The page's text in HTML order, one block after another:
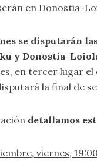
en Donostia-
se disputarán
y Donostia-
en tercer lugar
la final de
detallamos
viernes,